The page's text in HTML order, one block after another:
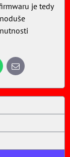
je tedy
E-
mail